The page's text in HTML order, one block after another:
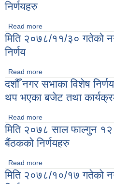
निर्णयहरु
Read more
मिति २०७८/११/३० गतेको
निर्णय
Read more
दशौँ नगर सभाका विशेष
थप भएका बजेट तथा
Read more
बजेट तथा कार्यक्रमहरु
मिति २०७८ साल फाल्गुन १२
बैंठकको निर्णयहरु
Read more
निर्णयहरु
मिति २०७८/१०/१७ गतेको